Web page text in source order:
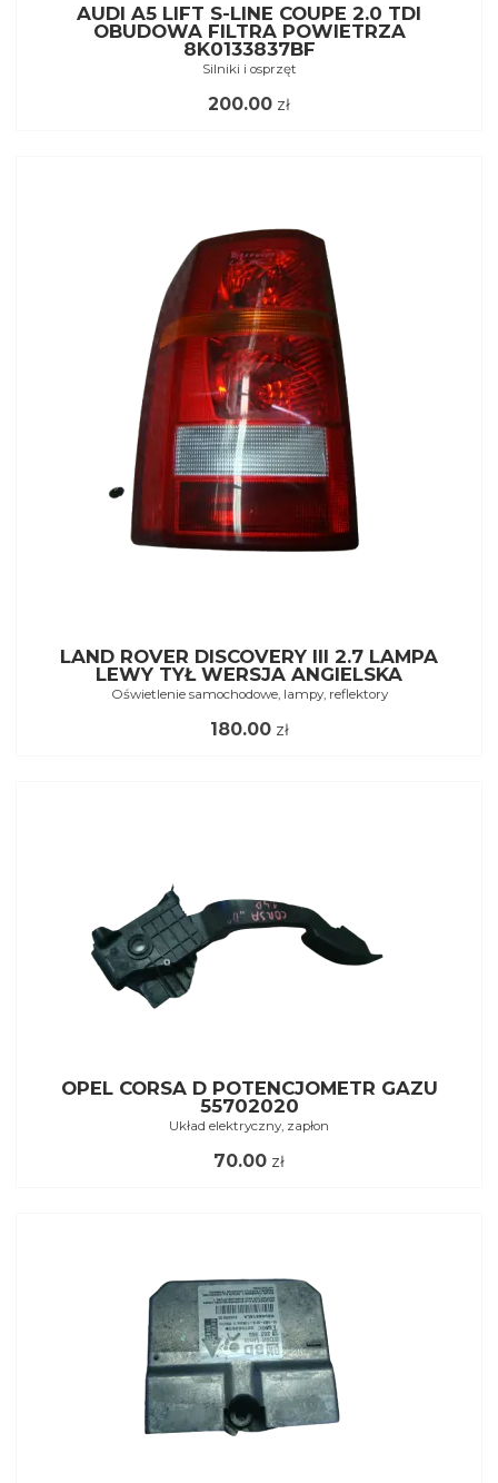
AUDI A5 LIFT S-LINE COUPE 2.0 TDI
OBUDOWA FILTRA POWIETRZA
8K0133837BF
Silniki i osprzęt
200.00 zł
LAND ROVER DISCOVERY III 2.7 LAMPA
LEWY TYŁ WERSJA ANGIELSKA
Oświetlenie samochodowe, lampy, reflektory
180.00zł
OPEL CORSA D POTENCJOMETR GAZU
55702020
Układ elektryczny, zapłon
70.00 zł